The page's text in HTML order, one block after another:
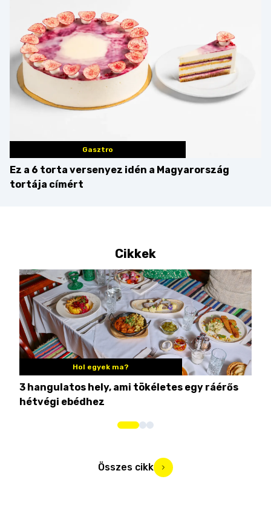
Gasztro
Ez a 6 torta versenyez idén a Magyarország
tortája címért
Cikkek
Hol egyek ma?
3 hangulatos hely, ami tökéletes egy ráérős
hétvégi ebédhez
Összes cikk